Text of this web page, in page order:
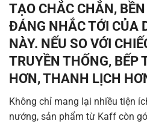
TẠO CHẮC CHẮN,
ĐÁNG NHẮC TỚI CỦA
NÀY. NẾU SO VỚI
TRUYỀN THỐNG, BẾP
HƠN, THANH LỊCH
Không chỉ mang lại nhiều tiện
nướng, sản phẩm từ Kaff còn